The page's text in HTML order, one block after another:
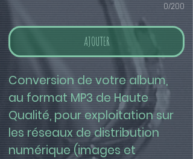
0/200
AJOUTER
Conversion de votre album,
au format MP3 de Haute
Qualité, pour exploitation sur
les réseaux de distribution
numérique (images et